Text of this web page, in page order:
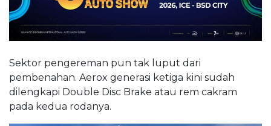
Sektor pengereman pun tak luput dari
pembenahan. Aerox generasi ketiga kini sudah
dilengkapi Double Disc Brake atau rem cakram
pada kedua rodanya.